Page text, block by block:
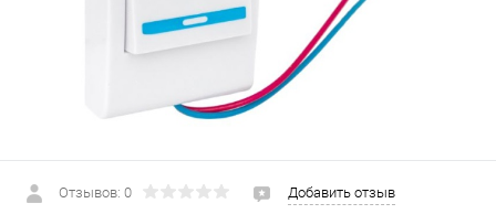
Отзывов: 0
Добавить отзыв